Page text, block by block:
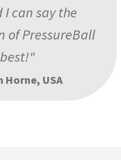
I can say the
of PressureBall
Horne, USA